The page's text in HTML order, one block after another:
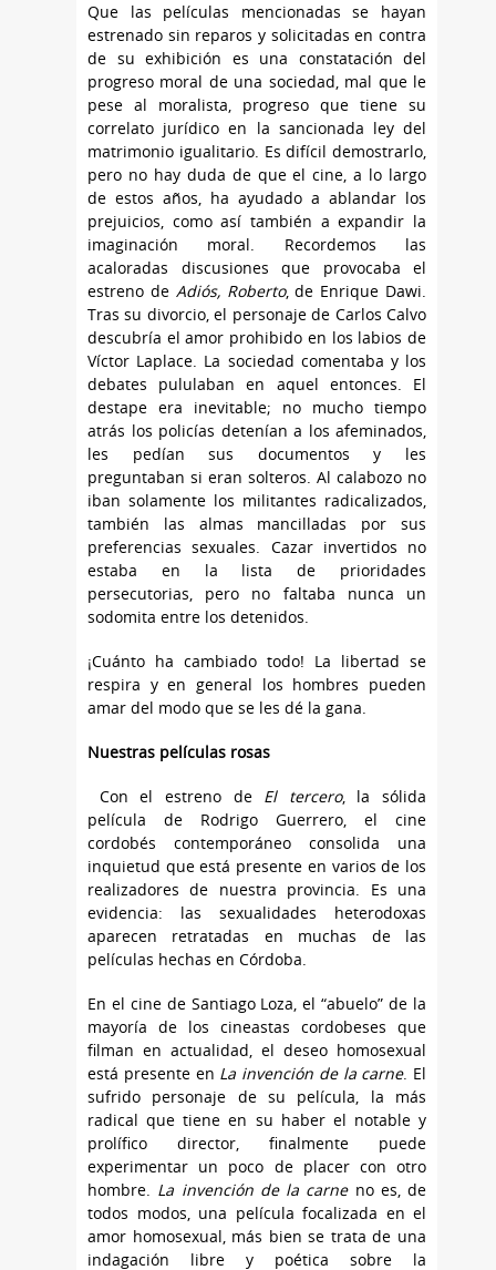
Que las películas mencionadas se hayan
estrenado sin reparos y solicitadas en contra
de su exhibición es una constatación del
progreso moral de una sociedad, mal que le
pese al moralista, progreso que tiene su
correlato jurídico en la sancionada ley del
matrimonio igualitario. Es difícil demostrarlo,
pero no hay duda de que el cine, a lo largo
de estos años, ha ayudado a ablandar los
prejuicios, como así también a expandir la
imaginación moral. Recordemos las
acaloradas discusiones que provocaba el
estreno de Adiós, Roberto, de Enrique Dawi.
Tras su divorcio, el personaje de Carlos Calvo
descubría el amor prohibido en los labios de
Víctor Laplace. La sociedad comentaba y los
debates pululaban en aquel entonces. El
destape era inevitable; no mucho tiempo
atrás los policías detenían a los afeminados,
les pedían sus documentos y les
preguntaban si eran solteros. Al calabozo no
iban solamente los militantes radicalizados,
también las almas mancilladas por sus
preferencias sexuales. Cazar invertidos no
estaba en la lista de prioridades
persecutorias, pero no faltaba nunca un
sodomita entre los detenidos.
¡Cuánto ha cambiado todo! La libertad se
respira y en general los hombres pueden
amar del modo que se les dé la gana.
Nuestras películas rosas
Con el estreno de El tercero, la sólida
película de Rodrigo Guerrero, el cine
cordobés contemporáneo consolida una
inquietud que está presente en varios de los
realizadores de nuestra provincia. Es una
evidencia: las sexualidades heterodoxas
aparecen retratadas en muchas de las
películas hechas en Córdoba.
En el cine de Santiago Loza, el “abuelo” de la
mayoría de los cineastas cordobeses que
filman en actualidad, el deseo homosexual
está presente en La invención de la carne. El
sufrido personaje de su película, la más
radical que tiene en su haber el notable y
prolífico director, finalmente puede
experimentar un poco de placer con otro
hombre. La invención de la carneno es, de
todos modos, una película focalizada en el
amor homosexual, más bien se trata de una
indagación libre y poética sobre la